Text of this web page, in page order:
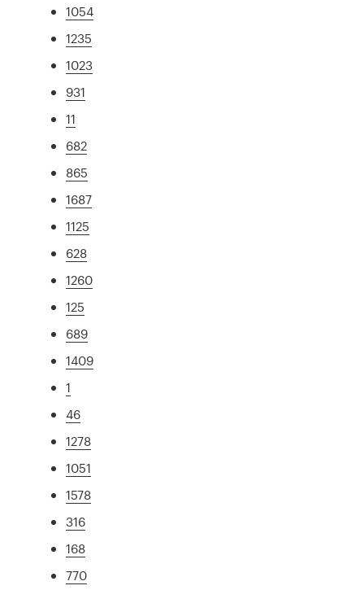
1054
1235
1023
931
11
682
865
1687
1125
628
1260
125
689
1409
1
46
1278
1051
1578
316
168
770